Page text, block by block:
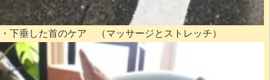
・下垂した首のケア （マッサージとストレッチ）